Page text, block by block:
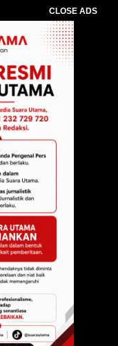
CLOSE ADS